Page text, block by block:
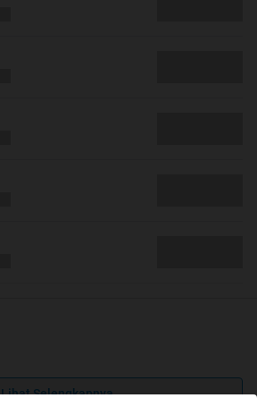
Lihat Selengkapnya